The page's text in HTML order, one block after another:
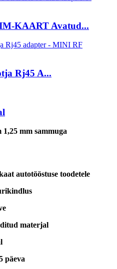
KAART Avatud...
Rj45 A...
1,25 mm sammuga
autotööstuse toodetele
materjal
päeva